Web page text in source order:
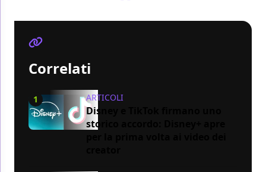
Correlati
1 ARTICOLI
Disney e TikTok firmano uno
storico accordo: Disney+ apre